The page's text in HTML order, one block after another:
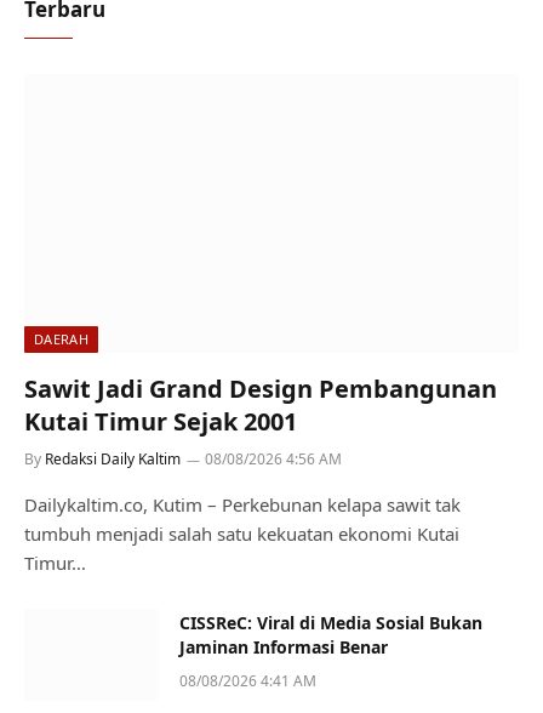
Terbaru
DAERAH
Sawit Jadi Grand Design Pembangunan
Kutai Timur Sejak 2001
By Redaksi Daily Kaltim 08/08/2026 4:56 AM
Dailykaltim.co, Kutim – Perkebunan kelapa sawit tak
tumbuh menjadi salah satu kekuatan ekonomi Kutai
Timur…
CISSReC: Viral di Media Sosial Bukan
Jaminan Informasi Benar
08/08/2026 4:41 AM